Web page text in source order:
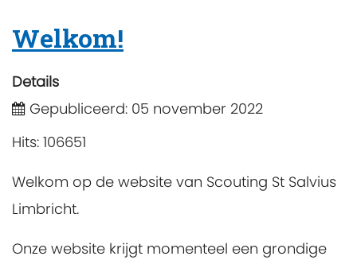
Welkom!
Details
Gepubliceerd: 05 november 2022
Hits: 106651
Welkom op de website van Scouting St Salvius
Limbricht.
Onze website krijgt momenteel een grondige